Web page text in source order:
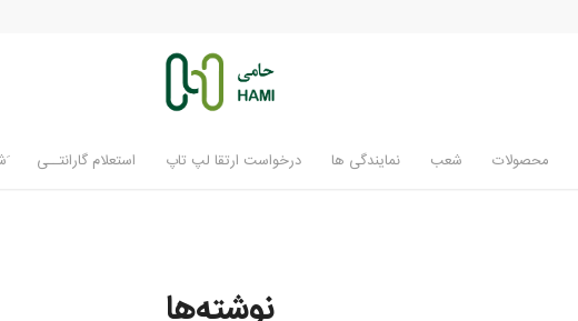
محصولات شعب نمایندگی ها درخواست ارتقا لپ تاپ استعلام گارانتــی